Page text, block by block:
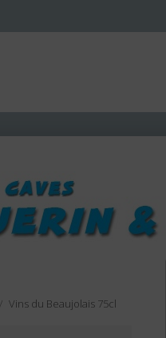
Vins du Beaujolais 75cl